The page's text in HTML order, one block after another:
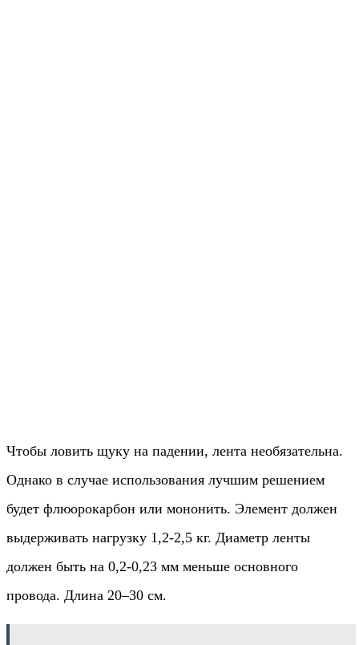
Чтобы ловить щуку на падении, лента необязательна.
Однако в случае использования лучшим решением
будет флюорокарбон или мононить. Элемент должен
выдерживать нагрузку 1,2-2,5 кг. Диаметр ленты
должен быть на 0,2-0,23 мм меньше основного
провода. Длина 20–30 см.